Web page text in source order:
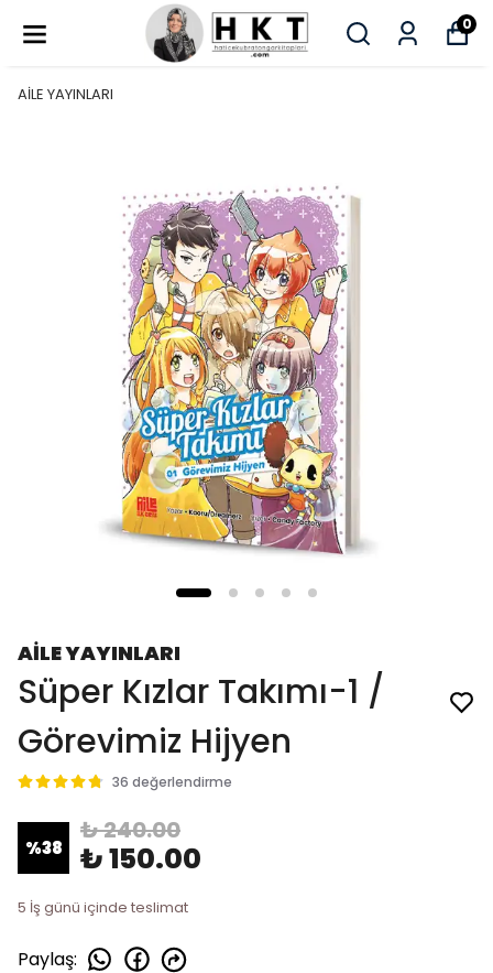
0
AİLE YAYINLARI
AİLE YAYINLARI
Süper Kızlar Takımı-1 /
Görevimiz Hijyen
36 değerlendirme
%38
₺ 240.00
₺ 150.00
5 İş günü içinde teslimat
Paylaş: